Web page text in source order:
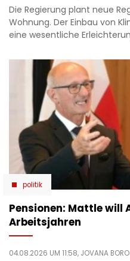
Die Regierung plant neue
Wohnung. Der Einbau von
eine wesentliche
politik
Pensionen: Mattle
Arbeitsjahren
04.08.2026 UM 11:58, JOVANA